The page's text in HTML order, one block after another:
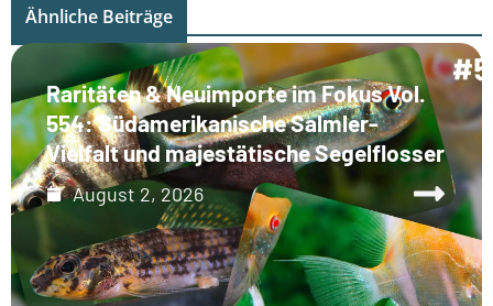
Ähnliche Beiträge
Raritäten & Neuimporte im Fokus Vol.
554: Südamerikanische Salmler-
Vielfalt und majestätische Segelflosser
August 2, 2026